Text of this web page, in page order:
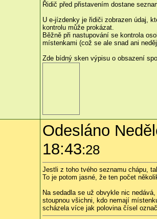
Řidič před přistavením dostane
U e-jízdenky je řidiči zobrazen údaj,
kontrolu může prokázat.
Běžně při nastupování se kontrola
místenkami (což se ale snad ani
Zde bídný sken výpisu o obsazení
Odesláno
18:43:28
Jestli z toho tvého seznamu chápu,
To je potom jasné, že ten počet
Na sedadla se už obvykle nic
stoupnou všichni, kdo nemají
scházela více jak polovina čísel